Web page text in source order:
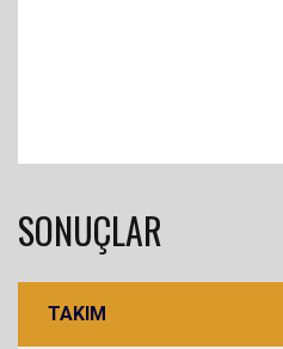
SONUÇLAR
TAKIM